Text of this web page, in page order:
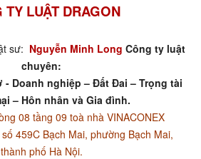
TY LUẬT DRAGON
sư: Nguyễn Minh Long Công ty luật
chuyên:
Doanh nghiệp – Đất Đai – Trọng tài
– Hôn nhân và Gia đình.
08 tầng 09 toà nhà VINACONEX
459C Bạch Mai, phường Bạch Mai,
thành phố Hà Nội.